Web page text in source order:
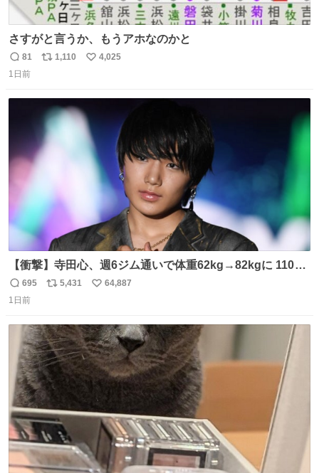
さすがと言うか、もうアホなのかと
返
信
81
リ
ト
数
1,110
い
4,025
1日前
【衝撃】寺田心、週6ジム通いで体重62kg→82kgに 110kg
のベンチプレス持ち上げる姿披露
news.livedoor.com/article/detail… 元々自重のみだった
のためおにぎり10個、ゼリー飲料3～4本、パスタと毎日4
千kcalオーバーの食事を摂取し、増量したという。
返
信
695
リ
ト
数
5,431
い
数
64,887
1日前